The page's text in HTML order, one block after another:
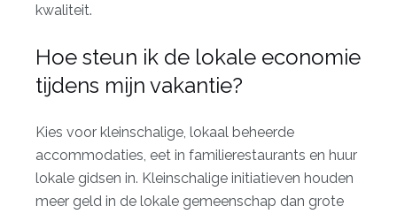
kwaliteit.
Hoe steun ik de lokale economie
tijdens mijn vakantie?
Kies voor kleinschalige, lokaal beheerde
accommodaties, eet in familierestaurants en huur
lokale gidsen in. Kleinschalige initiatieven houden
meer geld in de lokale gemeenschap dan grote